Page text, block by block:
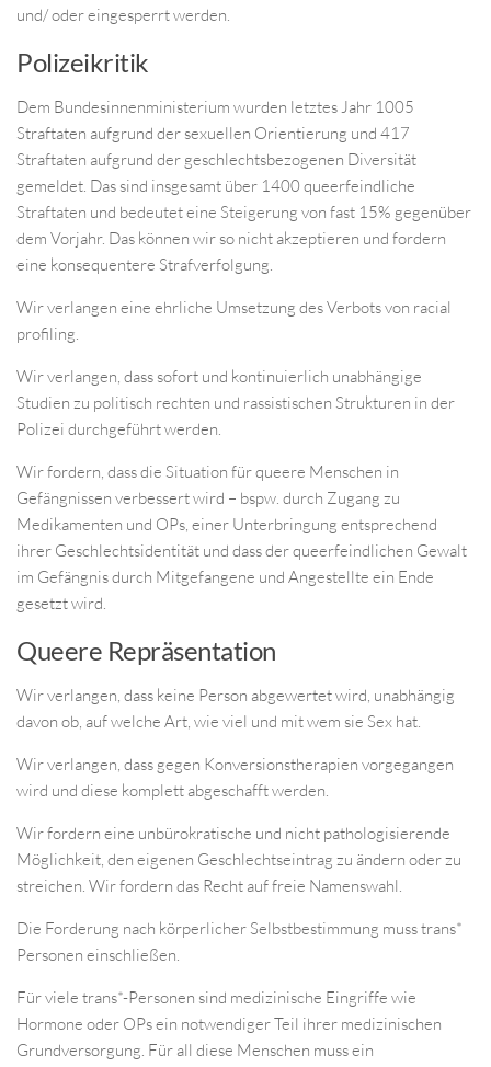
und/ oder eingesperrt werden.
Polizeikritik
Dem Bundesinnenministerium wurden letztes Jahr 1005
Straftaten aufgrund der sexuellen Orientierung und 417
Straftaten aufgrund der geschlechtsbezogenen Diversität
gemeldet. Das sind insgesamt über 1400 queerfeindliche
Straftaten und bedeutet eine Steigerung von fast 15% gegenüber
dem Vorjahr. Das können wir so nicht akzeptieren und fordern
eine konsequentere Strafverfolgung.
Wir verlangen eine ehrliche Umsetzung des Verbots von racial
profiling.
Wir verlangen, dass sofort und kontinuierlich unabhängige
Studien zu politisch rechten und rassistischen Strukturen in der
Polizei durchgeführt werden.
Wir fordern, dass die Situation für queere Menschen in
Gefängnissen verbessert wird – bspw. durch Zugang zu
Medikamenten und OPs, einer Unterbringung entsprechend
ihrer Geschlechtsidentität und dass der queerfeindlichen Gewalt
im Gefängnis durch Mitgefangene und Angestellte ein Ende
gesetzt wird.
Queere Repräsentation
Wir verlangen, dass keine Person abgewertet wird, unabhängig
davon ob, auf welche Art, wie viel und mit wem sie Sex hat.
Wir verlangen, dass gegen Konversionstherapien vorgegangen
wird und diese komplett abgeschafft werden.
Wir fordern eine unbürokratische und nicht pathologisierende
Möglichkeit, den eigenen Geschlechtseintrag zu ändern oder zu
streichen. Wir fordern das Recht auf freie Namenswahl.
Die Forderung nach körperlicher Selbstbestimmung muss trans*
Personen einschließen.
Für viele trans*-Personen sind medizinische Eingriffe wie
Hormone oder OPs ein notwendiger Teil ihrer medizinischen
Grundversorgung. Für all diese Menschen muss ein